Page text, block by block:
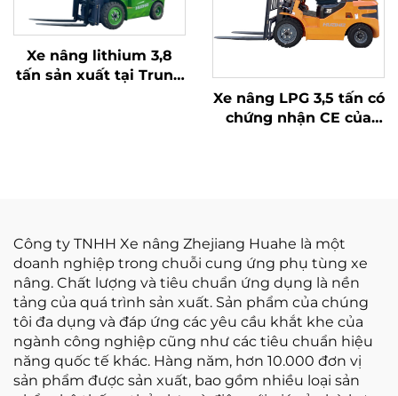
Xe nâng lithium 3,8
tấn sản xuất tại Trung
Xe nâng LPG 3,5 tấn có
chứng nhận CE của
Công ty TNHH Xe nâng Zhejiang Huahe là một
doanh nghiệp trong chuỗi cung ứng phụ tùng xe
nâng. Chất lượng và tiêu chuẩn ứng dụng là nền
tảng của quá trình sản xuất. Sản phẩm của chúng
tôi đa dụng và đáp ứng các yêu cầu khắt khe của
ngành công nghiệp cũng như các tiêu chuẩn hiệu
năng quốc tế khác. Hàng năm, hơn 10.000 đơn vị
sản phẩm được sản xuất, bao gồm nhiều loại sản